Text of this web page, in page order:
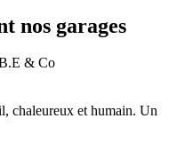
nos garages
& Co
chaleureux et humain. Un